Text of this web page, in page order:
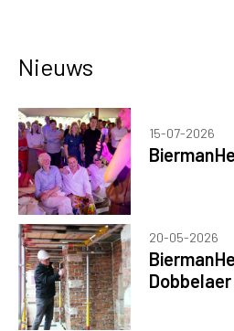
Nieuws
15-07-2026
20-05-2026
Dobbelaer